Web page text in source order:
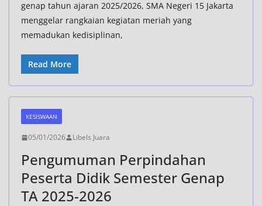
genap tahun ajaran 2025/2026, SMA Negeri 15 Jakarta
menggelar rangkaian kegiatan meriah yang
memadukan kedisiplinan,
Read More
KESISWAAN
05/01/2026 Libels Juara
Pengumuman Perpindahan
Peserta Didik Semester Genap
TA 2025-2026